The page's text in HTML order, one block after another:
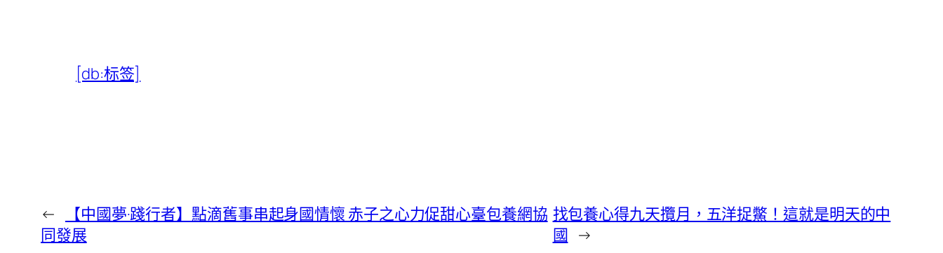
[db:标签]
←
【中國夢·踐行者】點滴舊事串起身國情懷 赤子之心力促甜心臺包養網協
同發展
找包養心得九天攬月，五洋捉鱉！這就是明天的中
國 →